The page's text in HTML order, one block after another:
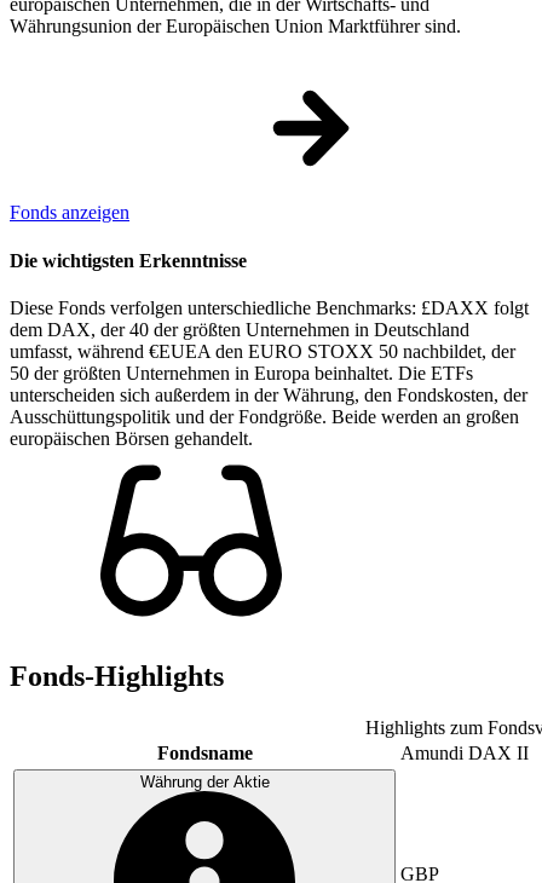
europäischen Unternehmen, die in der Wirtschafts- und
Währungsunion der Europäischen Union Marktführer sind.
Fonds anzeigen
Die wichtigsten Erkenntnisse
Diese Fonds verfolgen unterschiedliche Benchmarks: £DAXX folgt
dem DAX, der 40 der größten Unternehmen in Deutschland
umfasst, während €EUEA den EURO STOXX 50 nachbildet, der
50 der größten Unternehmen in Europa beinhaltet. Die ETFs
unterscheiden sich außerdem in der Währung, den Fondskosten, der
Ausschüttungspolitik und der Fondgröße. Beide werden an großen
europäischen Börsen gehandelt.
Fonds-Highlights
Highlights zum
Fondsname
Amundi DAX II
Währung der Aktie
GBP